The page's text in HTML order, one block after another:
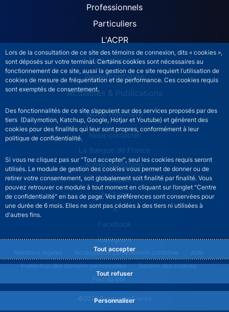
Lors de la consultation de ce site des témoins de connexion, dits « cookies »,
sont déposés sur votre terminal. Certains cookies sont nécessaires au
fonctionnement de ce site, aussi la gestion de ce site requiert l’utilisation de
cookies de mesure de fréquentation et de performance. Ces cookies requis
sont exemptés de consentement.
Des fonctionnalités de ce site s’appuient sur des services proposés par des
tiers (Dailymotion, Katchup, Google, Hotjar et Youtube) et génèrent des
cookies pour des finalités qui leur sont propres, conformément à leur
politique de confidentialité.
Si vous ne cliquez pas sur "Tout accepter", seul les cookies requis seront
utilisés. Le module de gestion des cookies vous permet de donner ou de
retirer votre consentement, soit globalement soit finalité par finalité. Vous
pouvez retrouver ce module à tout moment en cliquant sur l’onglet "Centre
de confidentialité" en bas de page. Vos préférences sont conservées pour
une durée de 6 mois. Elles ne sont pas cédées à des tiers ni utilisées à
d'autres fins.
Tout accepter
Tout refuser
Personnaliser
ACPR site navigation
Professionnels
Particuliers
L'ACPR
Nos missions
Réglementation
Actualités & Publications
Nous rejoindre
ACPR footer secondary menu (French)
Nous contacter
La Banque de France
Autres institutions
LinkedIn
YouTube
X
Facebook
Instagram
©2026 Banque de France
ACPR footer legal notice menu
Mentions légales Accessibilité partiellement conforme
Aide
Protection des données personnelles
Gestion des cookies
Plan du site